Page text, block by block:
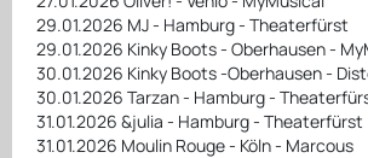
29.01.2026 MJ - Hamburg - Theaterfürst
29.01.2026 Kinky Boots - Oberhausen -
30.01.2026 Kinky Boots -Oberhausen -
30.01.2026 Tarzan - Hamburg -
31.01.2026 &julia - Hamburg - Theaterfürst
31.01.2026 Moulin Rouge - Köln - Marcous